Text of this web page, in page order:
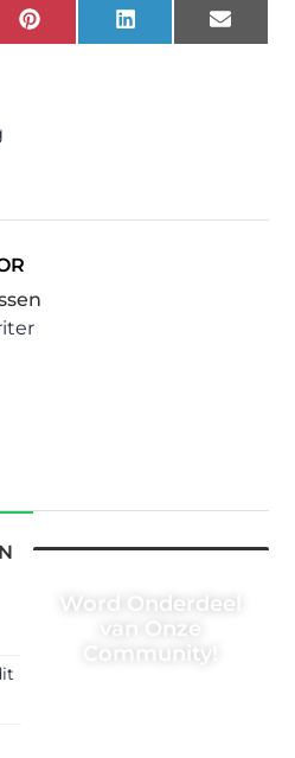
PinterestLinkedIn Email
Word Onderdeel
van Onze
Community!